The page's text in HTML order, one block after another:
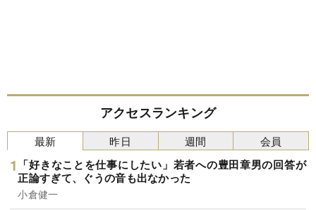
アクセスランキング
最新
「好きなことを仕事にしたい」若者への豊田章男の回答が
正論すぎて、ぐうの音も出なかった
小倉健一
昨日 週間 会員